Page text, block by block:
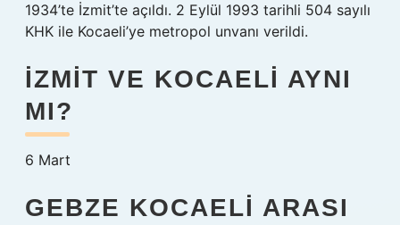
1934’te İzmit’te açıldı. 2 Eylül 1993 tarihli 504 sayılı
KHK ile Kocaeli’ye metropol unvanı verildi.
İZMIT VE KOCAELI AYNI
MI?
6 Mart
GEBZE KOCAELI ARASI